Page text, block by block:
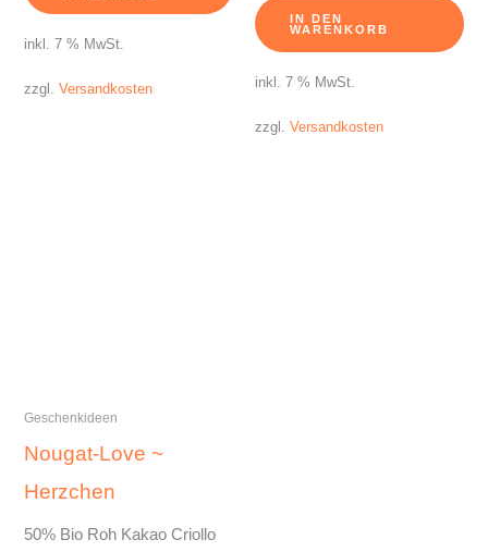
inkl. 7 % MwSt.
zzgl.Versandkosten
IN DEN
WARENKORB
inkl. 7 % MwSt.
zzgl. Versandkosten
Geschenkideen
Nougat-Love ~
Herzchen
50% Bio Roh Kakao Criollo